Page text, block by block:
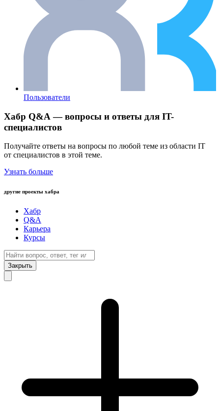
Пользователи
Хабр Q&A — вопросы и ответы для IT-
специалистов
Получайте ответы на вопросы по любой теме из области IT
от специалистов в этой теме.
Узнать больше
другие проекты хабра
Хабр
Q&A
Карьера
Курсы
Закрыть